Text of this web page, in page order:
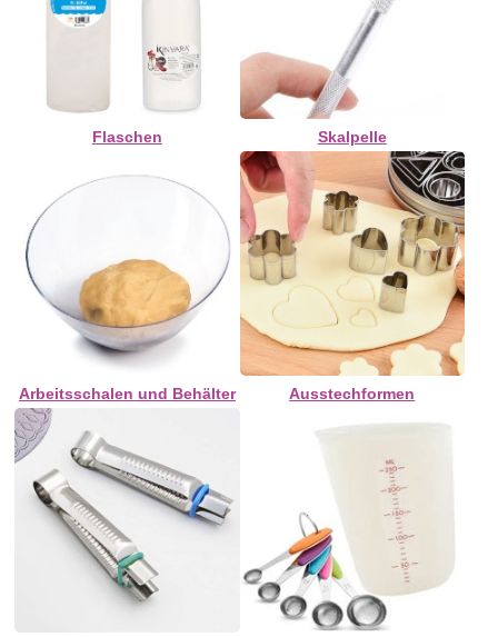
Flaschen Skalpelle
Arbeitsschalen und Behälter Ausstechformen